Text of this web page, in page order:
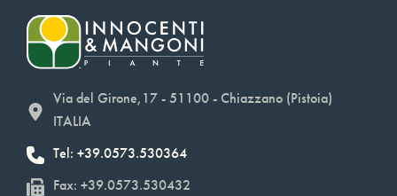
Via del Girone,17 - 51100 - Chiazzano (Pistoia)
ITALIA
Tel: +39.0573.530364
Fax: +39.0573.530432